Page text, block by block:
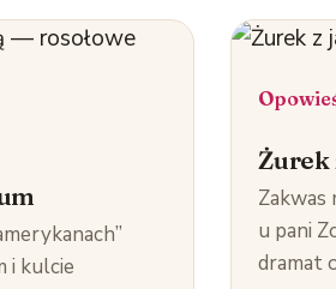
i kulcie
Żurek
Zakwas
u pani
dramat